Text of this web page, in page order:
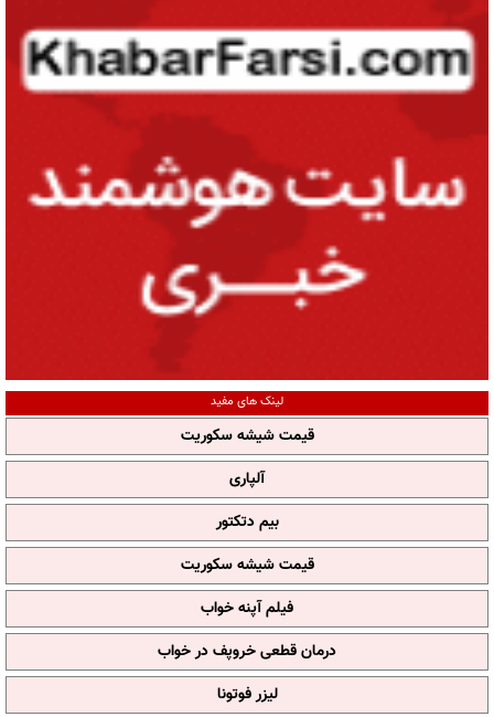
لینک های مفید
قیمت شیشه سکوریت
آلپاری
بیم دتکتور
قیمت شیشه سکوریت
فیلم آپنه خواب
درمان قطعی خروپف در خواب
لیزر فوتونا